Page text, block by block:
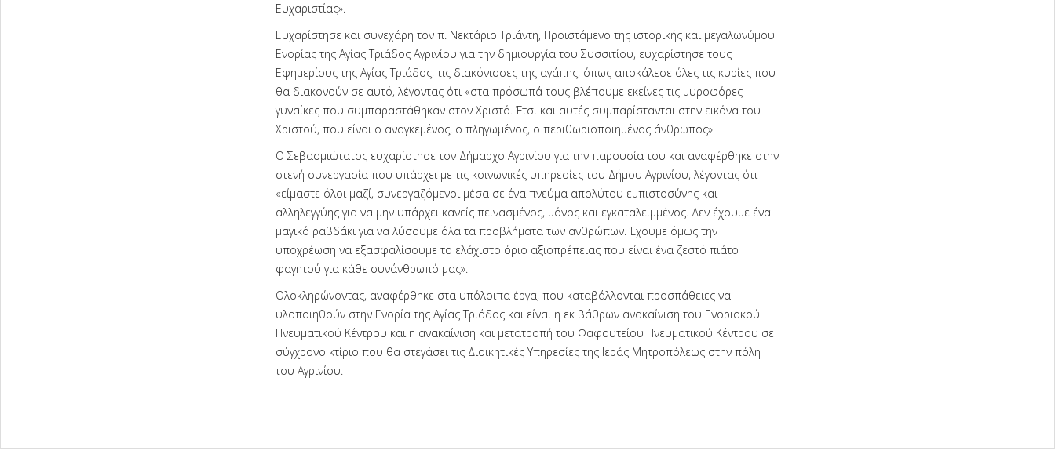
Ευχαριστίας».
Ευχαρίστησε και συνεχάρη τον π. Νεκτάριο Τριάντη, Προϊστάμενο της ιστορικής και μεγαλωνύμου
Ενορίας της Αγίας Τριάδος Αγρινίου για την δημιουργία του Συσσιτίου, ευχαρίστησε τους
Εφημερίους της Αγίας Τριάδος, τις διακόνισσες της αγάπης, όπως αποκάλεσε όλες τις κυρίες που
θα διακονούν σε αυτό, λέγοντας ότι «στα πρόσωπά τους βλέπουμε εκείνες τις μυροφόρες
γυναίκες που συμπαραστάθηκαν στον Χριστό. Έτσι και αυτές συμπαρίστανται στην εικόνα του
Χριστού, που είναι ο αναγκεμένος, ο πληγωμένος, ο περιθωριοποιημένος άνθρωπος».
Ο Σεβασμιώτατος ευχαρίστησε τον Δήμαρχο Αγρινίου για την παρουσία του και αναφέρθηκε στην
στενή συνεργασία που υπάρχει με τις κοινωνικές υπηρεσίες του Δήμου Αγρινίου, λέγοντας ότι
«είμαστε όλοι μαζί, συνεργαζόμενοι μέσα σε ένα πνεύμα απολύτου εμπιστοσύνης και
αλληλεγγύης για να μην υπάρχει κανείς πεινασμένος, μόνος και εγκαταλειμμένος. Δεν έχουμε ένα
μαγικό ραβδάκι για να λύσουμε όλα τα προβλήματα των ανθρώπων. Έχουμε όμως την
υποχρέωση να εξασφαλίσουμε το ελάχιστο όριο αξιοπρέπειας που είναι ένα ζεστό πιάτο
φαγητού για κάθε συνάνθρωπό μας».
Ολοκληρώνοντας, αναφέρθηκε στα υπόλοιπα έργα, που καταβάλλονται προσπάθειες να
υλοποιηθούν στην Ενορία της Αγίας Τριάδος και είναι η εκ βάθρων ανακαίνιση του Ενοριακού
Πνευματικού Κέντρου και η ανακαίνιση και μετατροπή του Φαφουτείου Πνευματικού Κέντρου σε
σύγχρονο κτίριο που θα στεγάσει τις Διοικητικές Υπηρεσίες της Ιεράς Μητροπόλεως στην πόλη
του Αγρινίου.